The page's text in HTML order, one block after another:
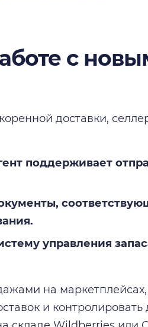
с
доставки,
поддерживает
управления
на маркетплейсах,
и